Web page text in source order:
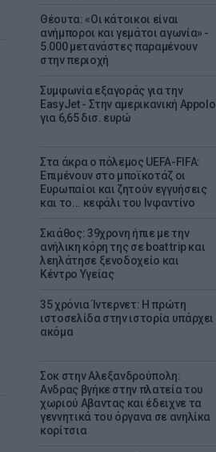
Θέουτα: «Οι κάτοικοι είναι
ανήμποροι και γεμάτοι αγωνία» -
5.000 μετανάστες παραμένουν
στην περιοχή
Συμφωνία εξαγοράς για την
EasyJet - Στην αμερικανική Appolo
για 6,65 δισ. ευρώ
Στα άκρα ο πόλεμος UEFA-FIFA:
Επιμένουν στο μποϊκοτάζ οι
Ευρωπαίοι και ζητούν εγγυήσεις
και το... κεφάλι του Ινφαντίνο
Σκιάθος: 39χρονη ήπιε με την
ανήλικη κόρη της σε boat trip και
λεηλάτησε ξενοδοχείο και
Κέντρο Υγείας
35 χρόνια Ίντερνετ: Η πρώτη
ιστοσελίδα στην ιστορία υπάρχει
ακόμα
Σοκ στην Αλεξανδρούπολη:
Ανδρας βγήκε στην πλατεία του
χωριού Αβαντας και έδειχνε τα
γεννητικά του όργανα σε ανηλίκα
κορίτσια